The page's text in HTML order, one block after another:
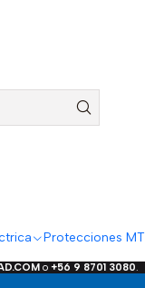
Protecciones MT
o +56 9 8701 3080